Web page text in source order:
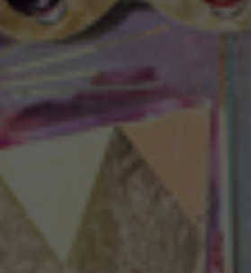
Spielstätten
Spielzeitheft